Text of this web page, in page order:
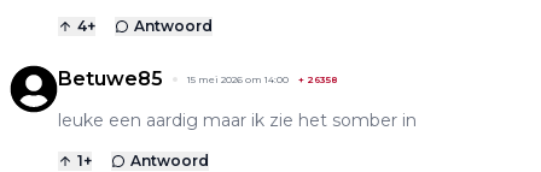
4+ Antwoord
Betuwe85 15 mei 2026 om 14:00 + 26358
leuke een aardig maar ik zie het somber in
1+ Antwoord